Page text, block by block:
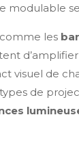
modulable
les
visuel de
de